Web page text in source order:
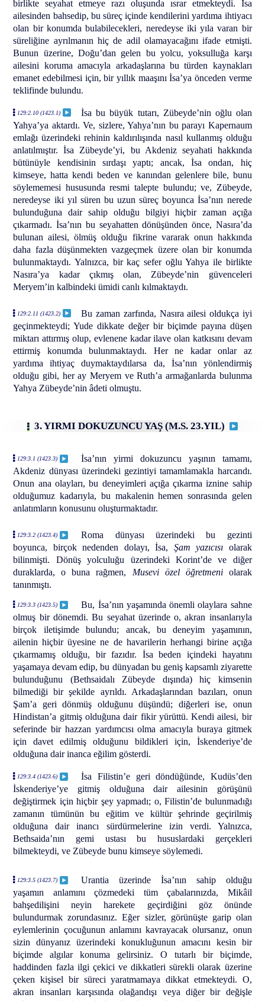
birlikte seyahat etmeye razı oluşunda ısrar etmekteydi. İsa
ailesinden bahsedip, bu süreç içinde kendilerini yardıma ihtiyacı
olan bir konumda bulabilecekleri, neredeyse iki yıla varan bir
süreliğine ayrılmanın hiç de adil olamayacağını ifade etmişti.
Bunun üzerine, Doğu’dan gelen bu yolcu, yoksulluğa karşı
ailesini koruma amacıyla arkadaşlarına bu türden kaynakları
emanet edebilmesi için, bir yıllık maaşını İsa’ya önceden verme
teklifinde bulundu.
129:2.10 (1423.1)
İsa bu büyük tutarı, Zübeyde’nin oğlu olan
Yahya’ya aktardı. Ve, sizlere, Yahya’nın bu parayı Kapernaum
emlağı üzerindeki rehinin kaldırılışında nasıl kullanmış olduğu
anlatılmıştır. İsa Zübeyde’yi, bu Akdeniz seyahati hakkında
bütünüyle kendisinin sırdaşı yaptı; ancak, İsa ondan, hiç
kimseye, hatta kendi beden ve kanından gelenlere bile, bunu
söylememesi hususunda resmi talepte bulundu; ve, Zübeyde,
neredeyse iki yıl süren bu uzun süreç boyunca İsa’nın nerede
bulunduğuna dair sahip olduğu bilgiyi hiçbir zaman açığa
çıkarmadı. İsa’nın bu seyahatten dönüşünden önce, Nasıra’da
bulunan ailesi, ölmüş olduğu fikrine vararak onun hakkında
daha fazla düşünmekten vazgeçmek üzere olan bir konumda
bulunmaktaydı. Yalnızca, bir kaç sefer oğlu Yahya ile birlikte
Nasıra’ya kadar çıkmış olan, Zübeyde’nin güvenceleri
Meryem’in kalbindeki ümidi canlı kılmaktaydı.
129:2.11 (1423.2)
Bu zaman zarfında, Nasıra ailesi oldukça iyi
geçinmekteydi; Yude dikkate değer bir biçimde payına düşen
miktarı attırmış olup, evlenene kadar ilave olan katkısını devam
ettirmiş konumda bulunmaktaydı. Her ne kadar onlar az
yardıma ihtiyaç duymaktaydılarsa da, İsa’nın yönlendirmiş
olduğu gibi, her ay Meryem ve Ruth’a armağanlarda bulunma
Yahya Zübeyde’nin âdeti olmuştu.
3. YIRMI DOKUZUNCU YAŞ (M.S. 23.YIL)
129:3.1 (1423.3)
İsa’nın yirmi dokuzuncu yaşının tamamı,
Akdeniz dünyası üzerindeki gezintiyi tamamlamakla harcandı.
Onun ana olayları, bu deneyimleri açığa çıkarma iznine sahip
olduğumuz kadarıyla, bu makalenin hemen sonrasında gelen
anlatımların konusunu oluşturmaktadır.
129:3.2 (1423.4)
Roma dünyası üzerindeki bu gezinti
boyunca, birçok nedenden dolayı, İsa, Şam yazıcısı olarak
bilinmişti. Dönüş yolculuğu üzerindeki Korint’de ve diğer
duraklarda, o buna rağmen, Musevi özel öğretmeniolarak
tanınmıştı.
129:3.3 (1423.5)
Bu, İsa’nın yaşamında önemli olaylara sahne
olmuş bir dönemdi. Bu seyahat üzerinde o, akran insanlarıyla
birçok iletişimde bulundu; ancak, bu deneyim yaşamının,
ailenin hiçbir üyesine ne de havarilerin herhangi birine açığa
çıkarmamış olduğu, bir fazıdır. İsa beden içindeki hayatını
yaşamaya devam edip, bu dünyadan bu geniş kapsamlı ziyarette
bulunduğunu (Bethsaidalı Zübeyde dışında) hiç kimsenin
bilmediği bir şekilde ayrıldı. Arkadaşlarından bazıları, onun
Şam’a geri dönmüş olduğunu düşündü; diğerleri ise, onun
Hindistan’a gitmiş olduğuna dair fikir yürüttü. Kendi ailesi, bir
seferinde bir hazzan yardımcısı olma amacıyla buraya gitmek
için davet edilmiş olduğunu bildikleri için, İskenderiye’de
olduğuna dair inanca eğilim gösterdi.
129:3.4 (1423.6)
İsa Filistin’e geri döndüğünde, Kudüs’den
İskenderiye’ye gitmiş olduğuna dair ailesinin görüşünü
değiştirmek için hiçbir şey yapmadı; o, Filistin’de bulunmadığı
zamanın tümünün bu eğitim ve kültür şehrinde geçirilmiş
olduğuna dair inancı sürdürmelerine izin verdi. Yalnızca,
Bethsaida’nın gemi ustası bu hususlardaki gerçekleri
bilmekteydi, ve Zübeyde bunu kimseye söylemedi.
129:3.5 (1423.7)
Urantia üzerinde İsa’nın sahip olduğu
yaşamın anlamını çözmedeki tüm çabalarınızda, Mikâil
bahşedilişini neyin harekete geçirdiğini göz önünde
bulundurmak zorundasınız. Eğer sizler, görünüşte garip olan
eylemlerinin çocuğunun anlamını kavrayacak olursanız, onun
sizin dünyanız üzerindeki konukluğunun amacını kesin bir
biçimde algılar konuma gelirsiniz. O tutarlı bir biçimde,
haddinden fazla ilgi çekici ve dikkatleri sürekli olarak üzerine
çeken kişisel bir süreci yaratmamaya dikkat etmekteydi. O,
akran insanları karşısında olağandışı veya diğer bir değişle